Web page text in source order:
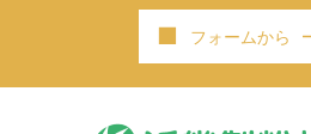
■ フォームから